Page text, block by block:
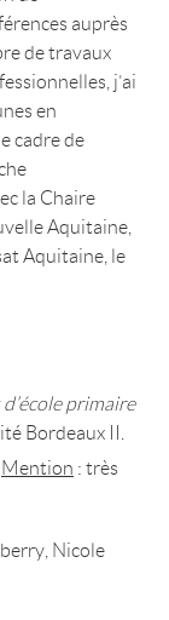
auprès
de travaux
j’ai
en
cadre de
la Chaire
Aquitaine,
Aquitaine, le
primaire
Bordeaux II.
Mention : très
Nicole